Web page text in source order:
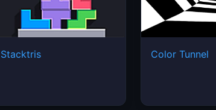
Stacktris Color Tunnel